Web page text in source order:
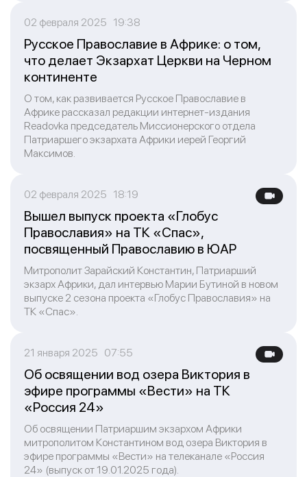
02 февраля 2025 19:38
Русское Православие в Африке: о том,
что делает Экзархат Церкви на Черном
континенте
О том, как развивается Русское Православие в
Африке рассказал редакции интернет-издания
Readovka председатель Миссионерского отдела
Патриаршего экзархата Африки иерей Георгий
Максимов.
02 февраля 2025 18:19
Вышел выпуск проекта «Глобус
Православия» на ТК «Спас»,
посвященный Православию в ЮАР
Митрополит Зарайский Константин, Патриарший
экзарх Африки, дал интервью Марии Бутиной в новом
выпуске 2 сезона проекта «Глобус Православия» на
ТК «Спас».
21 января 2025 07:55
Об освящении вод озера Виктория в
эфире программы «Вести» на ТК
«Россия 24»
Об освящении Патриаршим экзархом Африки
митрополитом Константином вод озера Виктория в
эфире программы «Вести» на телеканале «Россия
24» (выпуск от 19.01.2025 года).